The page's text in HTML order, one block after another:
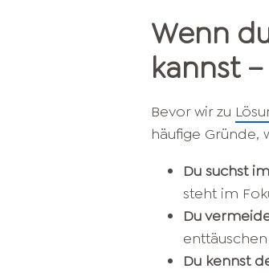
Wenn
kannst
Bevor wir zu
häufige Gründe,
Du suchst
steht im
Du
Du kennst